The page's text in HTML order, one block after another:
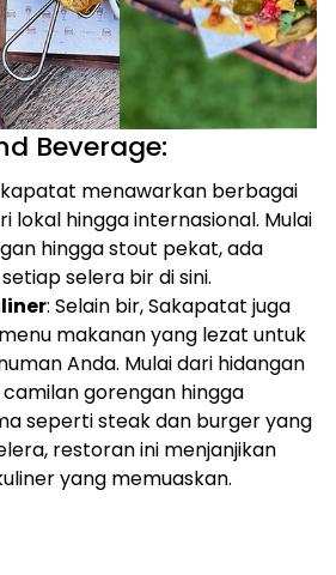
Beverage:
menawarkan berbagai
lokal hingga internasional. Mulai
hingga stout pekat, ada
selera bir di sini.
: Selain bir, Sakapatat juga
makanan yang lezat untuk
Anda. Mulai dari hidangan
gorengan hingga
seperti steak dan burger yang
restoran ini menjanjikan
yang memuaskan.